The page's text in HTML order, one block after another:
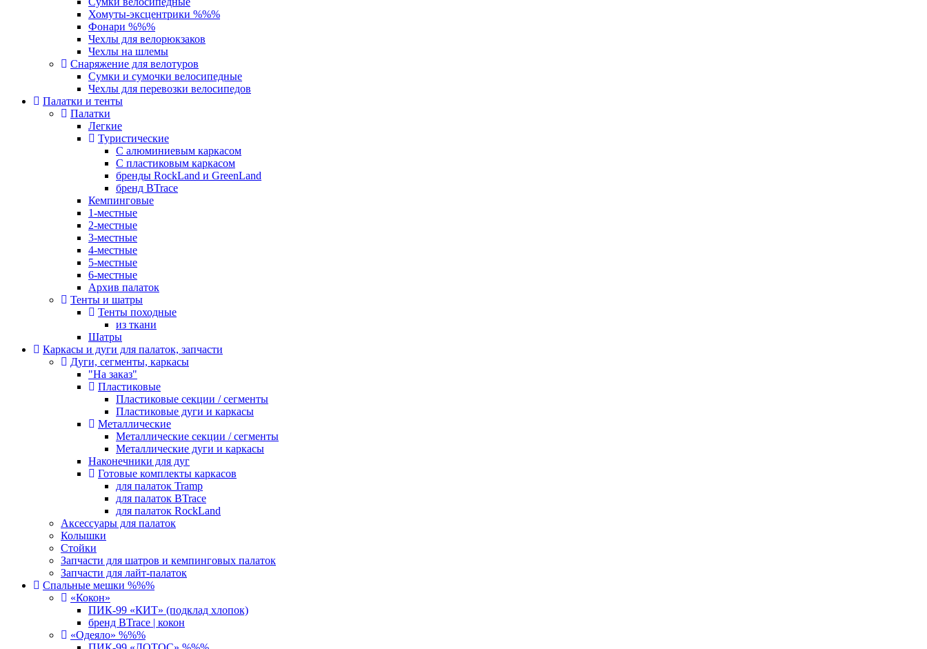
Хомуты-эксцентрики %%%
Фонари %%%
Чехлы для велорюкзаков
Чехлы на шлемы
Снаряжение для велотуров
Сумки и сумочки велосипедные
Чехлы для перевозки велосипедов
Палатки и тенты
Палатки
Легкие
Туристические
С алюминиевым каркасом
С пластиковым каркасом
бренды RockLand и GreenLand
бренд BTrace
Кемпинговые
1-местные
2-местные
3-местные
4-местные
5-местные
6-местные
Архив палаток
Тенты и шатры
Тенты походные
из ткани
Шатры
Каркасы и дуги для палаток, запчасти
Дуги, сегменты, каркасы
"На заказ"
Пластиковые
Пластиковые секции / сегменты
Пластиковые дуги и каркасы
Металлические
Металлические секции / сегменты
Металлические дуги и каркасы
Наконечники для дуг
Готовые комплекты каркасов
для палаток Tramp
для палаток BTrace
для палаток RockLand
Аксессуары для палаток
Колышки
Стойки
Запчасти для шатров и кемпинговых палаток
Запчасти для лайт-палаток
Спальные мешки %%%
«Кокон»
ПИК-99 «КИТ» (подклад хлопок)
бренд BTrace | кокон
«Одеяло» %%%